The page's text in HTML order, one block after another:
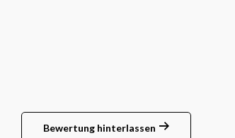
Bewertung hinterlassen